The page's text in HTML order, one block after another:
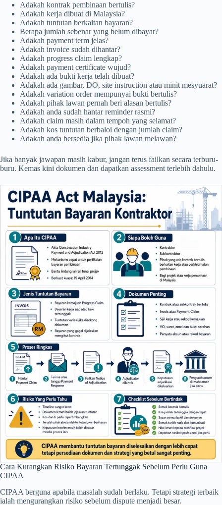
Adakah kontrak pembinaan bertulis?
Adakah kerja dibuat di Malaysia?
Adakah tuntutan berkaitan bayaran?
Berapa jumlah sebenar yang belum dibayar?
Adakah payment term jelas?
Adakah invoice sudah dihantar?
Adakah progress claim lengkap?
Adakah payment certificate wujud?
Adakah ada bukti kerja telah dibuat?
Adakah ada gambar, DO, site instruction atau minit mesyuarat?
Adakah variation order mempunyai bukti bertulis?
Adakah pihak lawan pernah beri alasan bertulis?
Adakah anda sudah hantar reminder rasmi?
Adakah claim masih dalam tempoh yang selamat?
Adakah kos tuntutan berbaloi dengan jumlah claim?
Adakah anda bersedia jika pihak lawan melawan?
Jika banyak jawapan masih kabur, jangan terus failkan secara terburu-
buru. Kemas kini dokumen dan dapatkan assessment terlebih dahulu.
Cara Kurangkan Risiko Bayaran Tertunggak Sebelum Perlu Guna
CIPAA
CIPAA berguna apabila masalah sudah berlaku. Tetapi strategi terbaik
ialah mengurangkan risiko sebelum dispute menjadi besar.